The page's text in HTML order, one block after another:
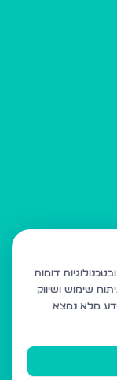
אתר רשות היחיד עושה שימוש בקבצי Cookie ובטכנולוגיות דומות
שימוש ושיווק
מלא נמצא